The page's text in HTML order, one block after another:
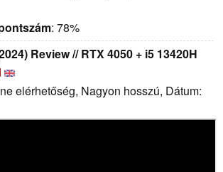
: 78%
Review // RTX 4050 + i5 13420H
elérhetőség, Nagyon hosszú, Dátum: